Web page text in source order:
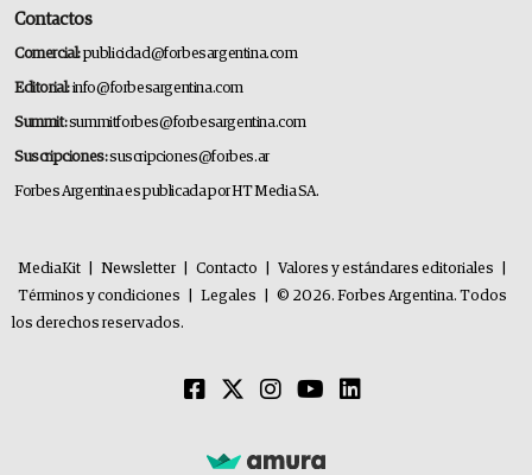
Contactos
Comercial:publicidad@forbesargentina.com
Editorial:info@forbesargentina.com
Summit:summitforbes@forbesargentina.com
Suscripciones:suscripciones@forbes.ar
Forbes Argentina es publicada por HT Media SA.
MediaKit Newsletter Contacto Valores y estándares editoriales
Términos y condiciones
Legales
© 2026. Forbes Argentina. Todos
los derechos reservados.